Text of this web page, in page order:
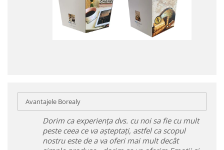
Avantajele Borealy
Dorim ca experiența dvs. cu noi sa fie cu mult
peste ceea ce va așteptați, astfel ca scopul
nostru este de a va oferi mai mult decât